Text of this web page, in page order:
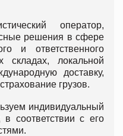
оператор,
решения в сфере
и ответственного
складах, локальной
доставку,
грузов.
индивидуальный
соответствии с его